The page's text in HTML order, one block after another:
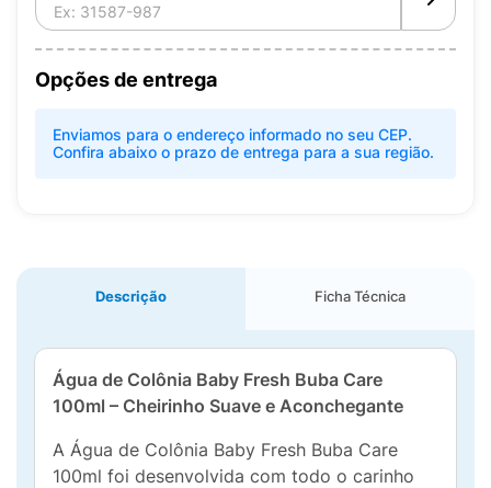
Opções de entrega
Enviamos para o endereço informado no seu CEP.
Confira abaixo o prazo de entrega para a sua região.
Descrição Ficha Técnica
Água de Colônia Baby Fresh Buba Care
100ml – Cheirinho Suave e Aconchegante
A Água de Colônia Baby Fresh Buba Care
100ml foi desenvolvida com todo o carinho